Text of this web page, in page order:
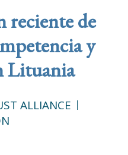
reciente de
y
Lituania
ALLIANCE